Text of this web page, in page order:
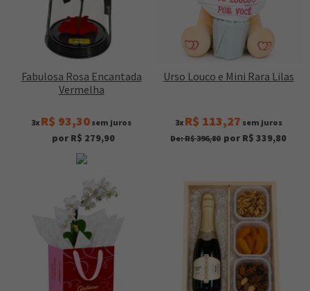
Fabulosa Rosa Encantada
Vermelha
3x R$ 93,30 sem juros
por R$ 279,90
Urso Louco e Mini Rara Lilas
3x R$ 113,27 sem juros
De: R$ 396,80 por R$ 339,80